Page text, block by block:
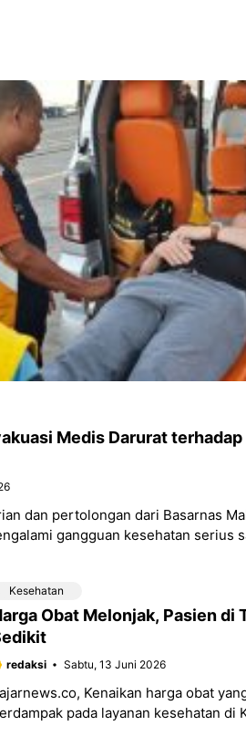
Medis Darurat
dan pertolongan dari Basarnas
gangguan kesehatan serius
Kesehatan
Obat Melonjak, Pasien di
redaksi Sabtu, 13 Juni 2026
Kenaikan harga obat
pada layanan kesehatan di